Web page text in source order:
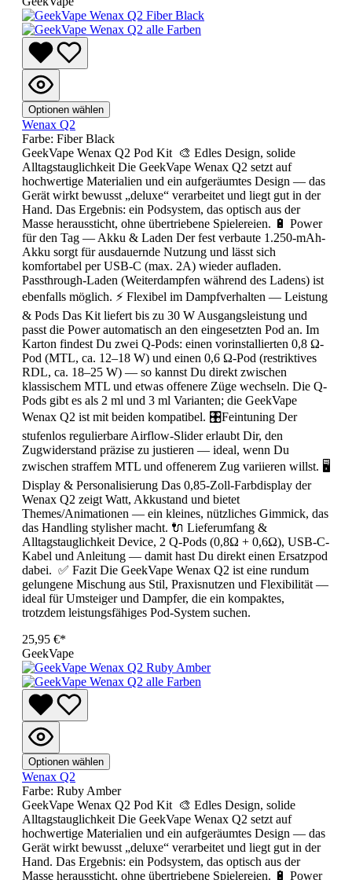
Optionen wählen
Wenax Q2
Farbe: Fiber Black
GeekVape Wenax Q2 Pod Kit 🎨 Edles Design, solide
Alltagstauglichkeit Die GeekVape Wenax Q2 setzt auf
hochwertige Materialien und ein aufgeräumtes Design — das
Gerät wirkt bewusst „deluxe“ verarbeitet und liegt gut in der
Hand. Das Ergebnis: ein Podsystem, das optisch aus der
Masse heraussticht, ohne übertriebene Spielereien. 🔋 Power
für den Tag — Akku & Laden Der fest verbaute 1.250-mAh-
Akku sorgt für ausdauernde Nutzung und lässt sich
komfortabel per USB-C (max. 2A) wieder aufladen.
Passthrough-Laden (Weiterdampfen während des Ladens) ist
ebenfalls möglich. ⚡ Flexibel im Dampfverhalten — Leistung
& Pods Das Kit liefert bis zu 30 W Ausgangsleistung und
passt die Power automatisch an den eingesetzten Pod an. Im
Karton findest Du zwei Q-Pods: einen vorinstallierten 0,8 Ω-
Pod (MTL, ca. 12–18 W) und einen 0,6 Ω-Pod (restriktives
RDL, ca. 18–25 W) — so kannst Du direkt zwischen
klassischem MTL und etwas offenere Züge wechseln. Die Q-
Pods gibt es als 2 ml und 3 ml Varianten; die GeekVape
Wenax Q2 ist mit beiden kompatibel. 🎛️Feintuning Der
stufenlos regulierbare Airflow-Slider erlaubt Dir, den
Zugwiderstand präzise zu justieren — ideal, wenn Du
zwischen straffem MTL und offenerem Zug variieren willst. 🖥️
Display & Personalisierung Das 0,85-Zoll-Farbdisplay der
Wenax Q2 zeigt Watt, Akkustand und bietet
Themes/Animationen — ein kleines, nützliches Gimmick, das
das Handling stylisher macht. 🔌 Lieferumfang &
Alltagstauglichkeit Device, 2 Q-Pods (0,8Ω + 0,6Ω), USB-C-
Kabel und Anleitung — damit hast Du direkt einen Ersatzpod
dabei. ✅ Fazit Die GeekVape Wenax Q2 ist eine rundum
gelungene Mischung aus Stil, Praxisnutzen und Flexibilität —
ideal für Umsteiger und Dampfer, die ein kompaktes,
trotzdem leistungsfähiges Pod-System suchen.
25,95 €*
GeekVape
Optionen wählen
Wenax Q2
Farbe: Ruby Amber
GeekVape Wenax Q2 Pod Kit 🎨 Edles Design, solide
Alltagstauglichkeit Die GeekVape Wenax Q2 setzt auf
hochwertige Materialien und ein aufgeräumtes Design — das
Gerät wirkt bewusst „deluxe“ verarbeitet und liegt gut in der
Hand. Das Ergebnis: ein Podsystem, das optisch aus der
Masse heraussticht, ohne übertriebene Spielereien. 🔋 Power